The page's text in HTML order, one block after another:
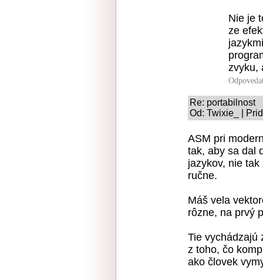
Nie je
ze
zvyku,
Re: portabilnost
Od: Twixie_ |
ASM pri
tak, aby sa dal
jazykov, nie
ručne.
Máš vela
rôzne, na prvý
Tie vychádzajú
z toho, čo
ako človek